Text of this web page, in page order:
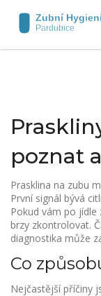
poznat
Prasklina na zubu
První signál bývá
Pokud vám po
brzy zkontrolovat.
diagnostika může
Co
Nejčastější příčiny